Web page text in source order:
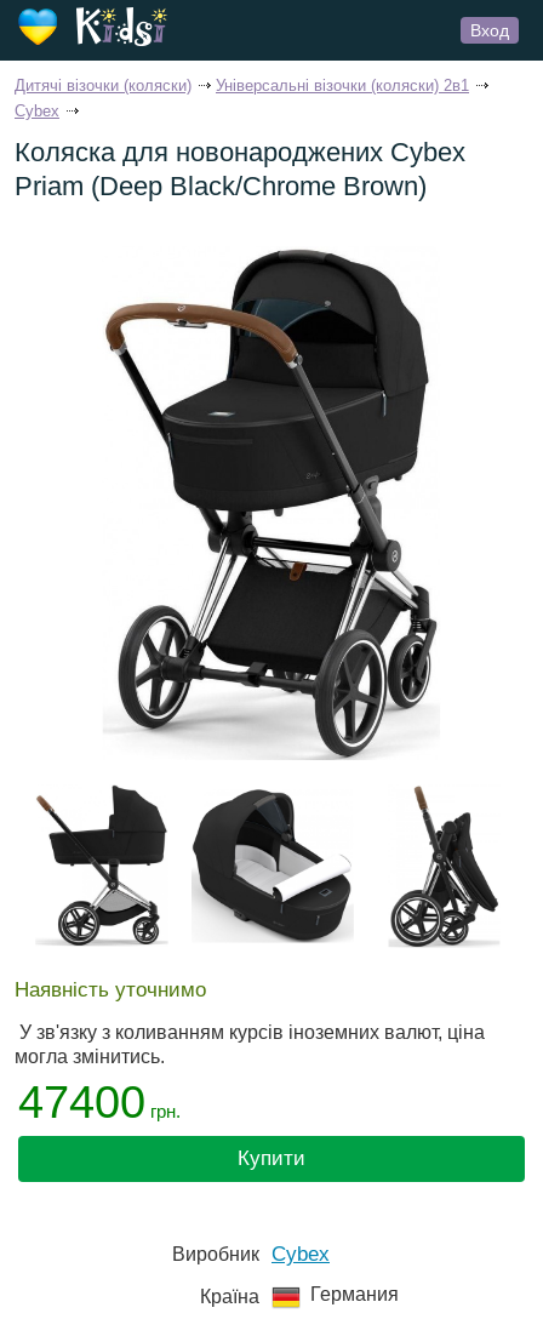
Вход
Дитячі візочки (коляски)
Універсальні візочки (коляски) 2в1
Cybex
Коляска для новонароджених Cybex
Priam (Deep Black/Chrome Brown)
Наявність уточнимо
У зв'язку з коливанням курсів іноземних валют, ціна
могла змінитись.
47400 грн.
Купити
Виробник Cybex
Країна Германия